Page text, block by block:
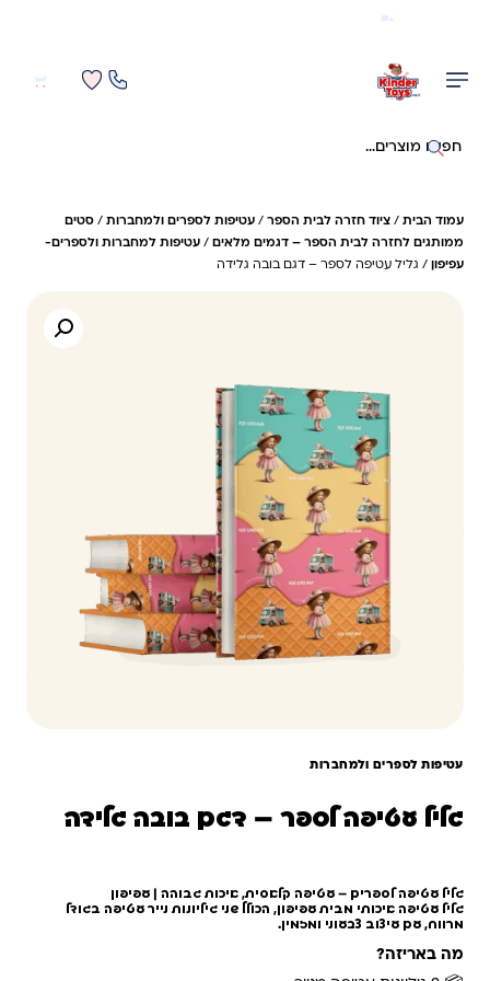
חיפוש באתר
עמוד הבית / ציוד חזרה לבית הספר / עטיפות לספרים ולמחברות / סטים
ממותגים לחזרה לבית הספר – דגמים מלאים / עטיפות למחברות ולספרים-
עפיפון
/ גליל עטיפה לספר – דגם בובה גלידה
עטיפות לספרים ולמחברות
גליל עטיפה לספר – דגם בובה גלידה
גליל עטיפה לספרים – עטיפה קלאסית, איכות גבוהה | עפיפון
גליל עטיפה איכותי מביתעפיפון, הכולל שני גיליונות נייר עטיפה בגודל
מרווח, עם עיצוב צבעוני ומזמין.
מה באריזה?